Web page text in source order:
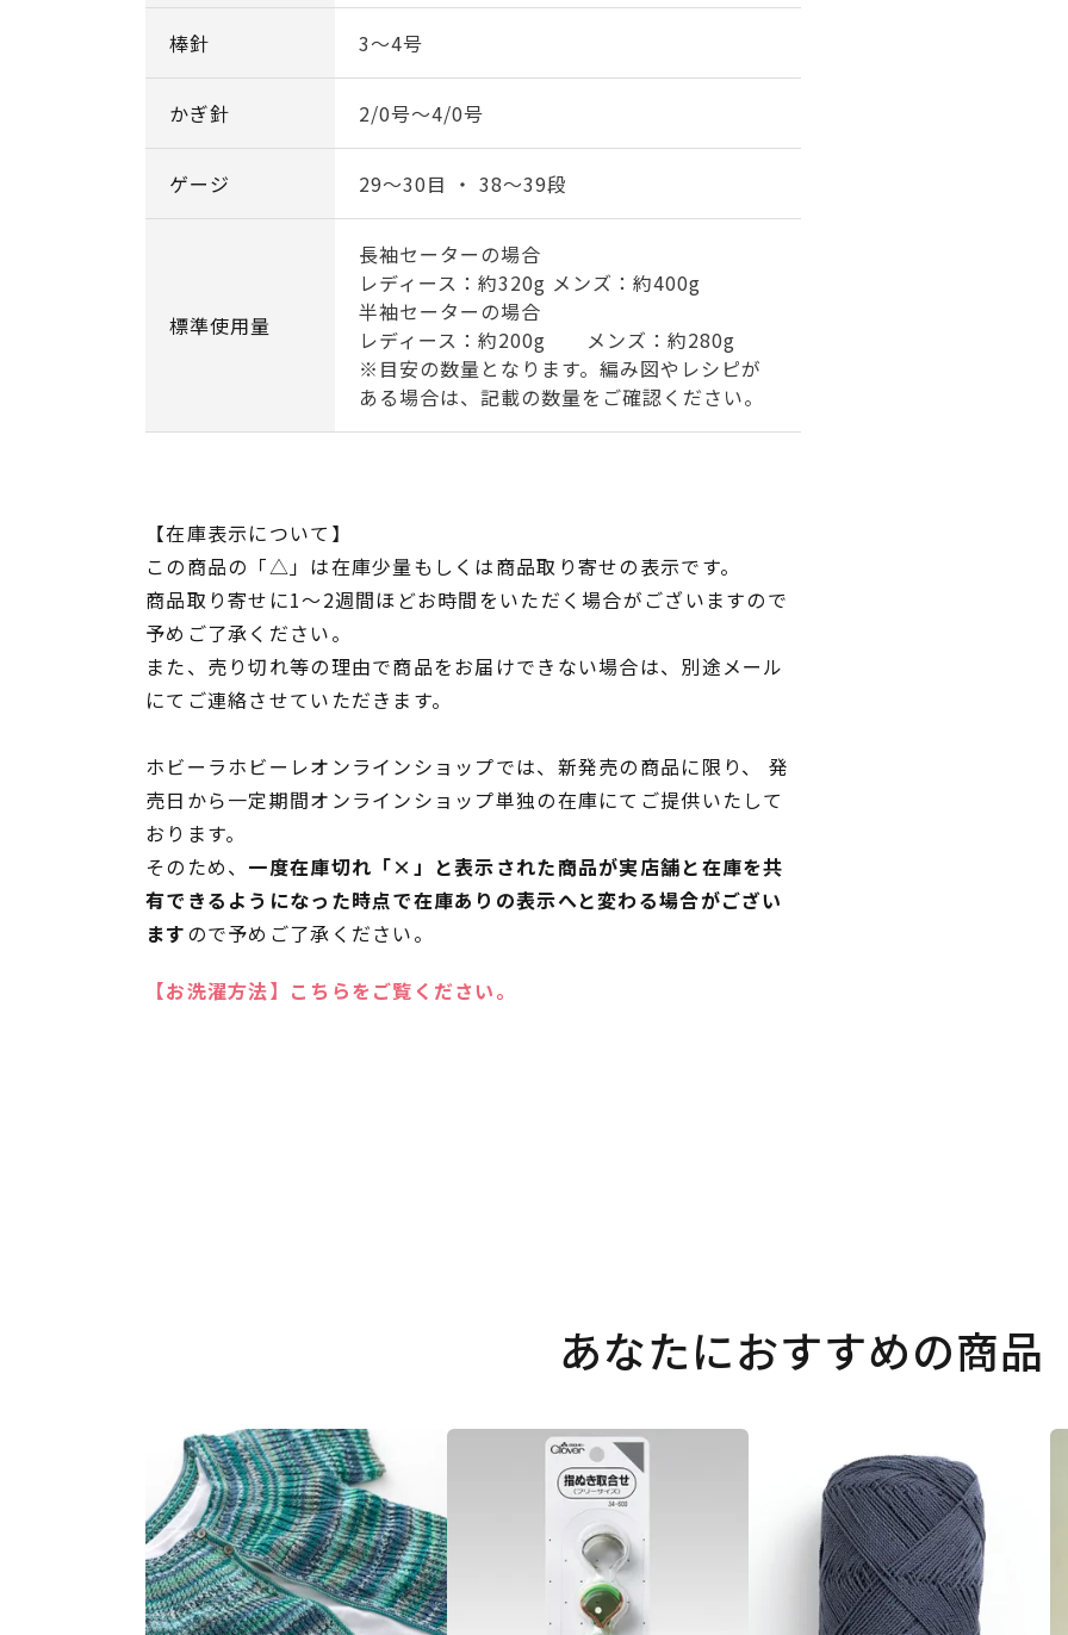
棒針 3～4号
かぎ針 2/0号～4/0号
ゲージ 29～30目 ・ 38～39段
標準使用量
長袖セーターの場合
レディース：約320g メンズ：約400g
半袖セーターの場合
レディース：約200g メンズ：約280g
※目安の数量となります。編み図やレシピが
ある場合は、記載の数量をご確認ください。
【在庫表示について】
この商品の「△」は在庫少量もしくは商品取り寄せの表示です。
商品取り寄せに1～2週間ほどお時間をいただく場合がございますので
予めご了承ください。
また、売り切れ等の理由で商品をお届けできない場合は、別途メール
にてご連絡させていただきます。
ホビーラホビーレオンラインショップでは、新発売の商品に限り、 発
売日から一定期間オンラインショップ単独の在庫にてご提供いたして
おります。
そのため、 一度在庫切れ「×」と表示された商品が実店舗と在庫を共
有できるようになった時点で在庫ありの表示へと変わる場合がござい
ますので予めご了承ください。
【お洗濯方法】こちらをご覧ください。
あなたにおすすめの商品